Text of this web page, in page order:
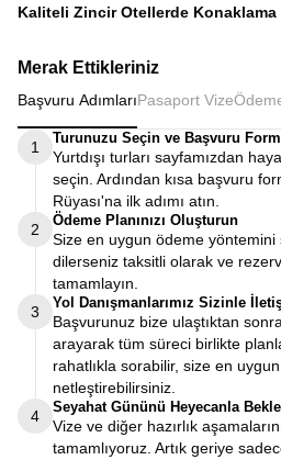
Ekstra tur ücreti alınmaz;
Kaliteli Zincir Otellerde Konaklama
kalınırken, Avrupa Rüyası’nda
otellerde konaklayarak
Merak Ettikleriniz
Başvuru AdımlarıPasaport Vize
1
Turunuzu Seçin ve Başvuru
Yurtdışı turları sayfamızdan
seçin. Ardından kısa başvuru
Rüyası'na ilk adımı atın.
2
Ödeme Planınızı Oluşturun
Size en uygun ödeme yöntemini
dilerseniz taksitli olarak ve
tamamlayın.
3
Yol Danışmanlarımız Sizinle
Başvurunuz bize ulaştıktan
arayarak tüm süreci birlikte
rahatlıkla sorabilir, size en
netleştirebilirsiniz.
4
Seyahat Gününü Heyecanla
Vize ve diğer hazırlık
tamamlıyoruz. Artık geriye